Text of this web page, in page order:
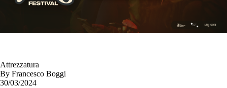
Attrezzatura
By Francesco Boggi
30/03/2024